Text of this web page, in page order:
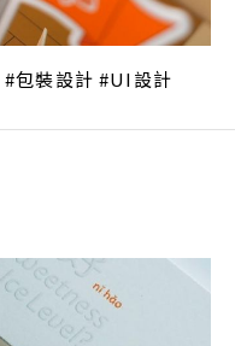
包裝設計 UI設計